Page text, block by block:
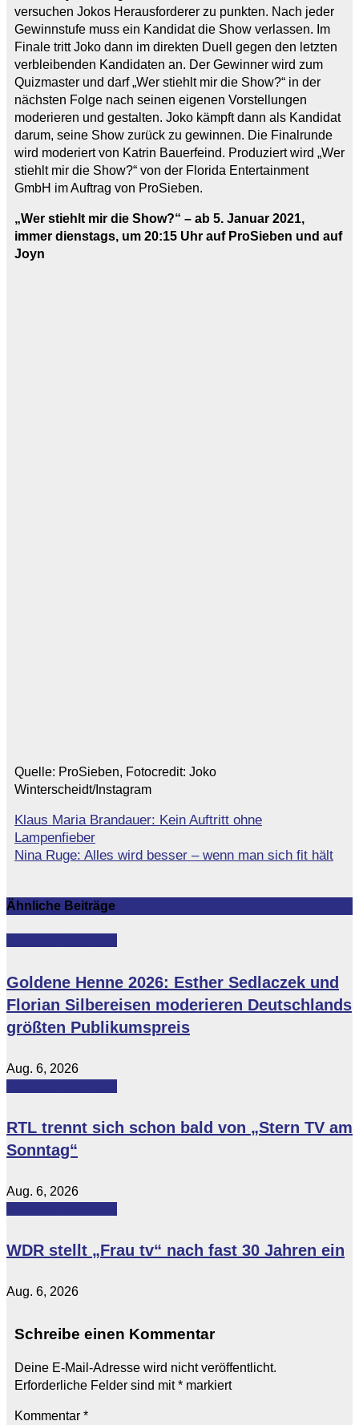
versuchen Jokos Herausforderer zu punkten. Nach jeder
Gewinnstufe muss ein Kandidat die Show verlassen. Im
Finale tritt Joko dann im direkten Duell gegen den letzten
verbleibenden Kandidaten an. Der Gewinner wird zum
Quizmaster und darf „Wer stiehlt mir die Show?“ in der
nächsten Folge nach seinen eigenen Vorstellungen
moderieren und gestalten. Joko kämpft dann als Kandidat
darum, seine Show zurück zu gewinnen. Die Finalrunde
wird moderiert von Katrin Bauerfeind. Produziert wird „Wer
stiehlt mir die Show?“ von der Florida Entertainment
GmbH im Auftrag von ProSieben.
„Wer stiehlt mir die Show?“ – ab 5. Januar 2021,
immer dienstags, um 20:15 Uhr auf ProSieben und auf
Joyn
Quelle: ProSieben, Fotocredit: Joko
Winterscheidt/Instagram
Beitragsnavigation
Klaus Maria Brandauer: Kein Auftritt ohne
Lampenfieber
Nina Ruge: Alles wird besser – wenn man sich fit hält
Ähnliche Beiträge
Goldene Henne 2026: Esther Sedlaczek und
Florian Silbereisen moderieren Deutschlands
größten Publikumspreis
Aug. 6, 2026
RTL trennt sich schon bald von „Stern TV am
Sonntag“
Aug. 6, 2026
WDR stellt „Frau tv“ nach fast 30 Jahren ein
Aug. 6, 2026
Schreibe einen Kommentar
Deine E-Mail-Adresse wird nicht veröffentlicht.
Erforderliche Felder sind mit* markiert
Kommentar *